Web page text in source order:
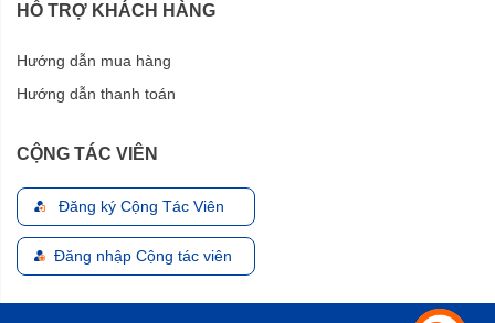
HỖ TRỢ KHÁCH HÀNG
Hướng dẫn mua hàng
Hướng dẫn thanh toán
CỘNG TÁC VIÊN
Đăng ký Cộng Tác Viên
Đăng nhập Cộng tác viên